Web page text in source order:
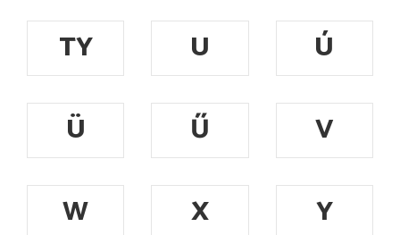
TY
U
Ú
Ü
Ű
V
W
X
Y